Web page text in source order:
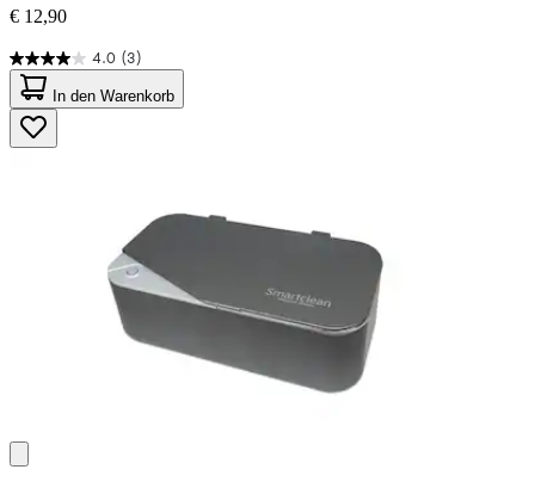
€ 12,90
4.0 (3)
4.0
von
5
Sternen.
3
In den Warenkorb